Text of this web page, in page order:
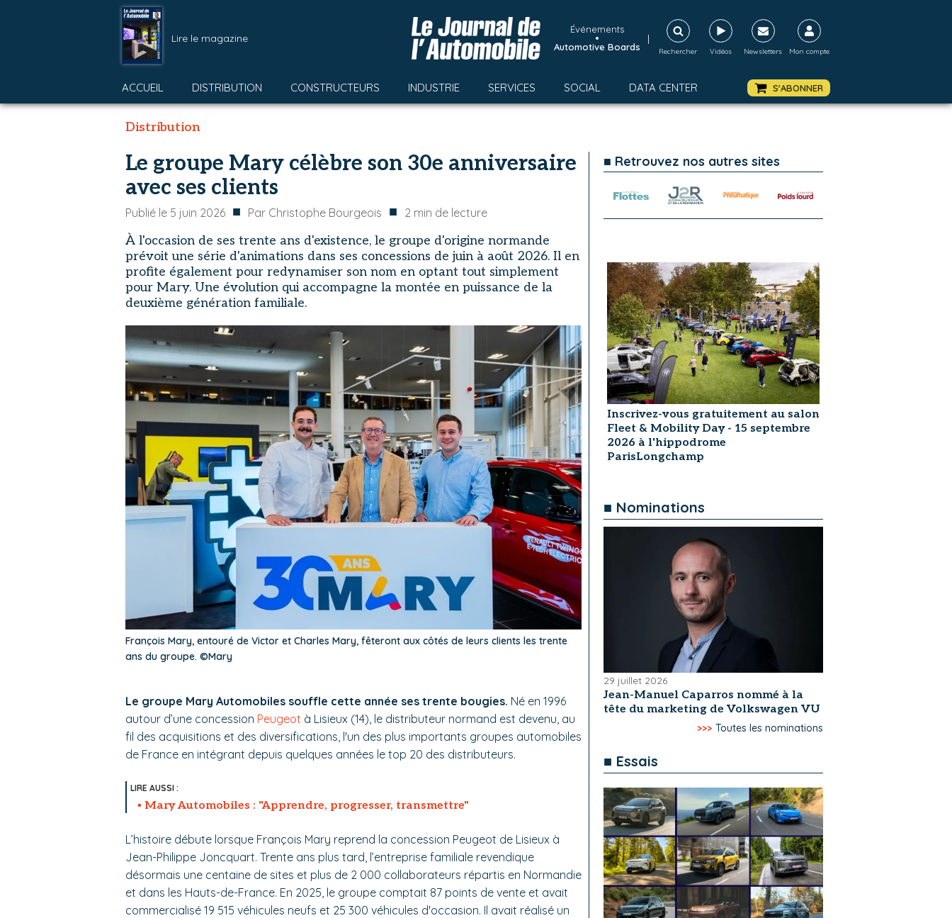
Lire le magazine
Événements
•
Automotive Boards
|
Rechercher Vidéos Newsletters Mon compte
ACCUEIL DISTRIBUTION CONSTRUCTEURS INDUSTRIE SERVICES SOCIAL DATA CENTER S'ABONNER
Distribution
Le groupe Mary célèbre son 30e anniversaire
avec ses clients
Publié le 5 juin 2026 ■ Par Christophe Bourgeois ■ 2 min de lecture
À l'occasion de ses trente ans d'existence, le groupe d'origine normande
prévoit une série d'animations dans ses concessions de juin à août 2026. Il en
profite également pour redynamiser son nom en optant tout simplement
pour Mary. Une évolution qui accompagne la montée en puissance de la
deuxième génération familiale.
François Mary, entouré de Victor et Charles Mary, fêteront aux côtés de leurs clients les trente
ans du groupe. ©Mary
Le groupe Mary Automobiles souffle cette année ses trente bougies. Né en 1996
autour d’une concession Peugeot à Lisieux (14), le distributeur normand est devenu, au
fil des acquisitions et des diversifications, l'un des plus importants groupes automobiles
de France en intégrant depuis quelques années le top 20 des distributeurs.
Mary Automobiles : "Apprendre, progresser, transmettre"
L’histoire débute lorsque François Mary reprend la concession Peugeot de Lisieux à
Jean-Philippe Joncquart. Trente ans plus tard, l’entreprise familiale revendique
désormais une centaine de sites et plus de 2 000 collaborateurs répartis en Normandie
et dans les Hauts-de-France. En 2025, le groupe comptait 87 points de vente et avait
commercialisé 19 515 véhicules neufs et 25 300 véhicules d'occasion. Il avait réalisé un
■ Retrouvez nos autres sites
Inscrivez-vous gratuitement au salon
Fleet & Mobility Day - 15 septembre
2026 à l'hippodrome
ParisLongchamp
■ Nominations
29 juillet 2026
Jean-Manuel Caparros nommé à la
tête du marketing de Volkswagen VU
>>> Toutes les nominations
■ Essais